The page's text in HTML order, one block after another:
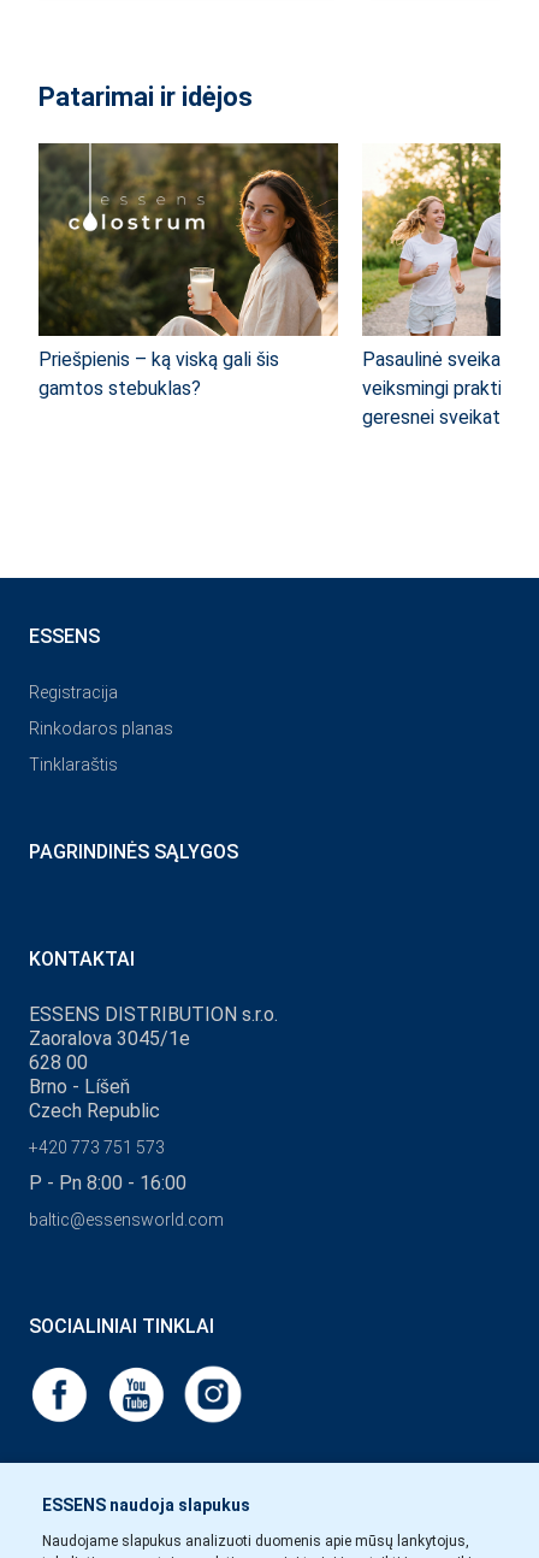
Patarimai ir idėjos
Priešpienis – ką viską gali šis
gamtos stebuklas?
Pasaulinė sveikatos
veiksmingi praktiniai
geresnei sveikatai
ESSENS naudoja slapukus
Naudojame slapukus analizuoti duomenis apie mūsų lankytojus,
ESSENS
Registracija
Rinkodaros planas
Tinklaraštis
PAGRINDINĖS SĄLYGOS
KONTAKTAI
ESSENS DISTRIBUTION s.r.o.
Zaoralova 3045/1e
628 00
Brno - Líšeň
Czech Republic
+420 773 751 573
P - Pn 8:00 - 16:00
baltic@essensworld.com
SOCIALINIAI TINKLAI